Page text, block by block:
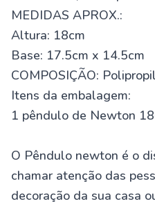
MEDIDAS APROX.:
Altura: 18cm
Base: 17.5cm x 14.5cm
COMPOSIÇÃO:
Itens da embalagem:
1 pêndulo de Newton
O Pêndulo newton é o
chamar atenção das
decoração da sua casa